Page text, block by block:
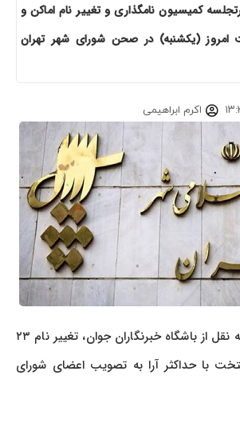
کمیسیون نامگذاری و تغییر نام اماکن و
(یکشنبه) در صحن شورای شهر تهران
اکرم ابراهیمی
به گزارش پرداد خبر به نقل از باشگاه خبرنگاران جوان، تغییر نام ۲۳
با حداکثر آرا به تصویب اعضای شورای